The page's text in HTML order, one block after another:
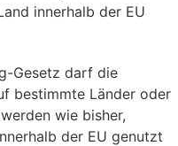
innerhalb der EU
Gesetz darf die
bestimmte Länder oder
wie bisher,
der EU genutzt